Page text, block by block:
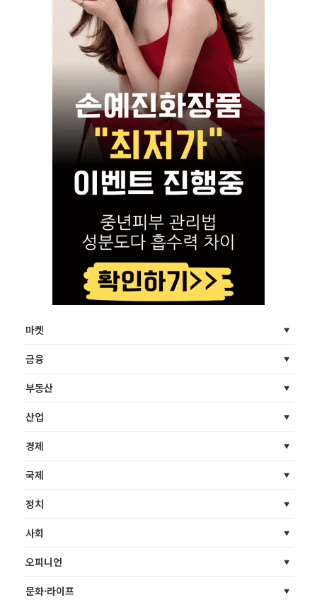
마켓
금융
부동산
산업
경제
국제
정치
사회
오피니언
문화·라이프